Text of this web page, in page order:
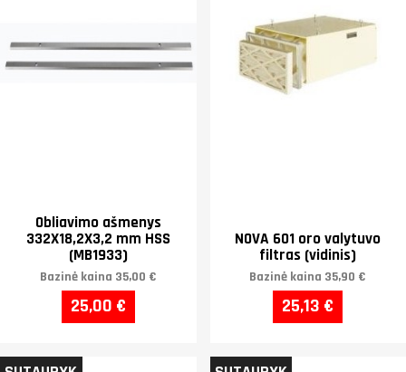
Obliavimo ašmenys
332X18,2X3,2 mm HSS
(MB1933)
Bazinė kaina 35,00 €
25,00 €
NOVA 601 oro valytuvo
filtras (vidinis)
Bazinė kaina 35,90 €
25,13 €